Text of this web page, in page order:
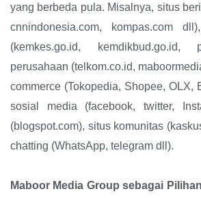
yang berbeda pula. Misalnya, situs
cnnindonesia.com, kompas.com
(kemkes.go.id, kemdikbud.go.id,
perusahaan (telkom.co.id,
commerce (Tokopedia, Shopee, OLX,
sosial media (facebook, twitter,
(blogspot.com), situs komunitas
chatting (WhatsApp, telegram dll).
Maboor Media Group sebagai